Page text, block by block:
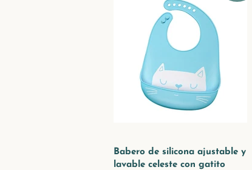
Babero de silicona ajustable y
lavable celeste con gatito